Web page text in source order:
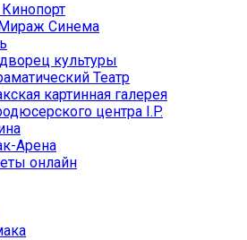
Синема
культуры
Театр
картинная галерея
центра I.P.
Арена
онлайн